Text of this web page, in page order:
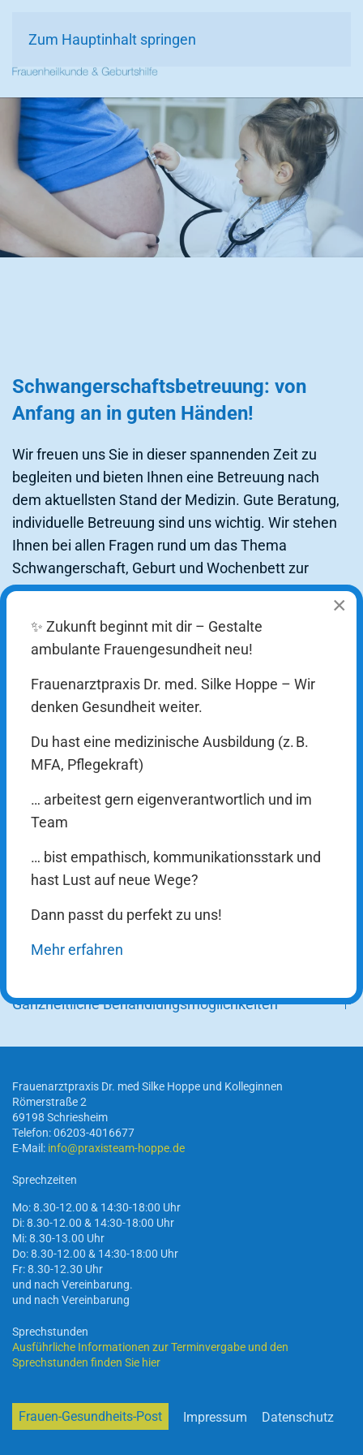
Zum Hauptinhalt springen
Schwangerschaftsbetreuung: von
Anfang an in guten Händen!
Wir freuen uns Sie in dieser spannenden Zeit zu
begleiten und bieten Ihnen eine Betreuung nach
dem aktuellsten Stand der Medizin. Gute Beratung,
individuelle Betreuung sind uns wichtig. Wir stehen
Ihnen bei allen Fragen rund um das Thema
Schwangerschaft, Geburt und Wochenbett zur
Verfügung. Durch unsere Erfahrung bei der
Schwangerschaftsverläufe einerseits und den
modernen Untersuchungstechniken
(Ersttrimesterscreening, Nip-Test, Doppler-
Ultraschall u.a.) andererseits haben wir die
Schwangerschaft zu ermöglichen. Wir möchten
Ihnen Sicherheit durch eine qualifizierte und
persönliche Betreuung bieten.
Schwangerschaftsuntersuchungen
Ultraschalluntersuchungen während der
Schwangerschaft
Zusatzuntersuchungen im Rahmen der
Ganzheitliche Behandlungsmöglichkeiten
Frauenarztpraxis Dr. med Silke Hoppe und Kolleginnen
Römerstraße 2
69198 Schriesheim
Telefon: 06203-4016677
E-Mail: info@praxisteam-hoppe.de
Sprechzeiten
Mo: 8.30-12.00 & 14:30-18:00 Uhr
Di: 8.30-12.00 & 14:30-18:00 Uhr
Mi: 8.30-13.00 Uhr
Do: 8.30-12.00 & 14:30-18:00 Uhr
Fr: 8.30-12.30 Uhr
und nach Vereinbarung.
und nach Vereinbarung
Sprechstunden
Ausführliche Informationen zur Terminvergabe und den
Sprechstunden finden Sie hier
Frauen-Gesundheits-Post Impressum Datenschutz
×
✨ Zukunft beginnt mit dir – Gestalte
ambulante Frauengesundheit neu!
Frauenarztpraxis Dr. med. Silke Hoppe – Wir
denken Gesundheit weiter.
Du hast eine medizinische Ausbildung (z. B.
MFA, Pflegekraft)
… arbeitest gern eigenverantwortlich und im
Team
… bist empathisch, kommunikationsstark und
hast Lust auf neue Wege?
Dann passt du perfekt zu uns!
Mehr erfahren